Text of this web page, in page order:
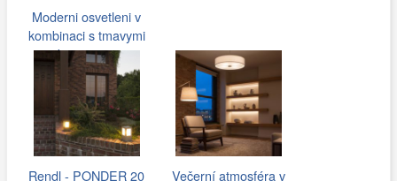
Moderni osvetleni v
kombinaci s tmavymi
barvami…
Rendl - PONDER 20
Večerní atmosféra v